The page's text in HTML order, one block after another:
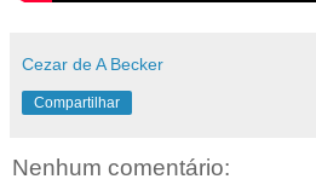
Cezar de A Becker
Compartilhar
Nenhum comentário: